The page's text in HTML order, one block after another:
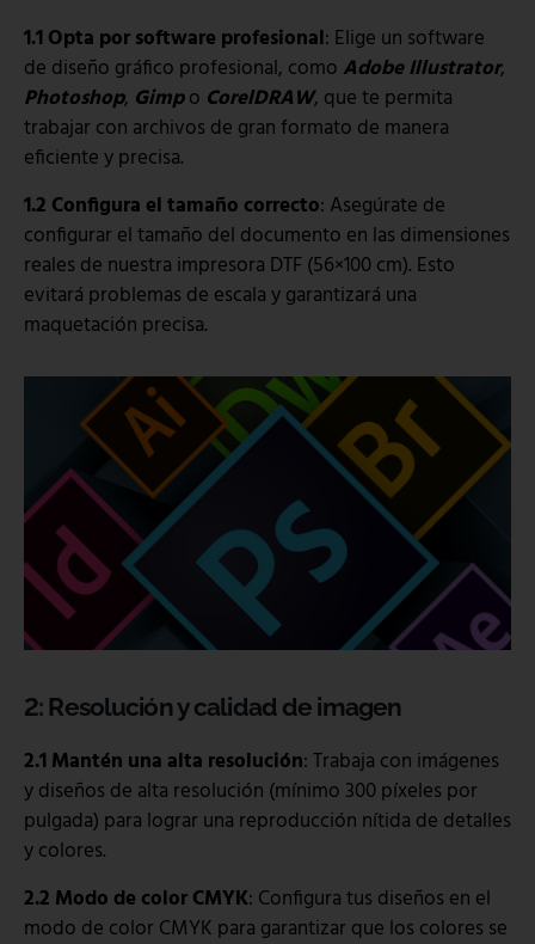
1.1 Opta por software profesional: Elige un software
de diseño gráfico profesional, como Adobe Illustrator,
Photoshop, Gimpo CorelDRAW, que te permita
trabajar con archivos de gran formato de manera
eficiente y precisa.
1.2 Configura el tamaño correcto: Asegúrate de
configurar el tamaño del documento en las dimensiones
reales de nuestra impresora DTF (56×100 cm). Esto
evitará problemas de escala y garantizará una
maquetación precisa.
2: Resolución y calidad de imagen
2.1 Mantén una alta resolución: Trabaja con imágenes
y diseños de alta resolución (mínimo 300 píxeles por
pulgada) para lograr una reproducción nítida de detalles
y colores.
2.2 Modo de color CMYK: Configura tus diseños en el
modo de color CMYK para garantizar que los colores se